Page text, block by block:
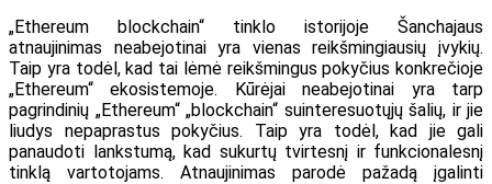
„Ethereum blockchain“ tinklo istorijoje Šanchajaus
atnaujinimas neabejotinai yra vienas reikšmingiausių įvykių.
Taip yra todėl, kad tai lėmė reikšmingus pokyčius konkrečioje
„Ethereum“ ekosistemoje. Kūrėjai neabejotinai yra tarp
pagrindinių „Ethereum“ „blockchain“ suinteresuotųjų šalių, ir jie
liudys nepaprastus pokyčius. Taip yra todėl, kad jie gali
panaudoti lankstumą, kad sukurtų tvirtesnį ir funkcionalesnį
tinklą vartotojams. Atnaujinimas parodė pažadą įgalinti